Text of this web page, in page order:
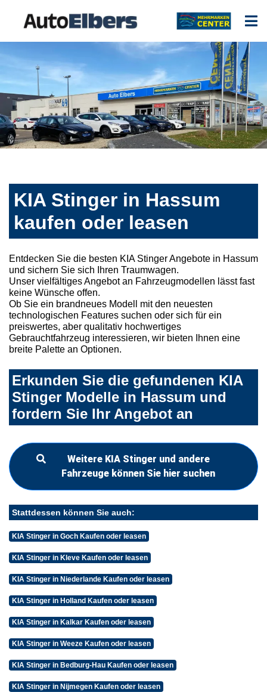
KIA Stinger in Hassum
kaufen oder leasen
Entdecken Sie die besten KIA Stinger Angebote in Hassum
und sichern Sie sich Ihren Traumwagen.
Unser vielfältiges Angebot an Fahrzeugmodellen lässt fast
keine Wünsche offen.
Ob Sie ein brandneues Modell mit den neuesten
technologischen Features suchen oder sich für ein
preiswertes, aber qualitativ hochwertiges
Gebrauchtfahrzeug interessieren, wir bieten Ihnen eine
breite Palette an Optionen.
Erkunden Sie die gefundenen KIA
Stinger Modelle in Hassum und
fordern Sie Ihr Angebot an
Weitere KIA Stinger und andere
Fahrzeuge können Sie hier suchen
Stattdessen können Sie auch:
KIA Stinger in Goch Kaufen oder leasen
KIA Stinger in Kleve Kaufen oder leasen
KIA Stinger in Niederlande Kaufen oder leasen
KIA Stinger in Holland Kaufen oder leasen
KIA Stinger in Kalkar Kaufen oder leasen
KIA Stinger in Weeze Kaufen oder leasen
KIA Stinger in Bedburg-Hau Kaufen oder leasen
KIA Stinger in Nijmegen Kaufen oder leasen